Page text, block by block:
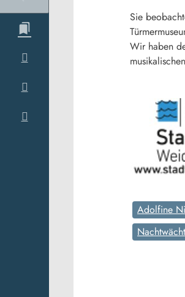
Sie
Wir haben
Adolfine